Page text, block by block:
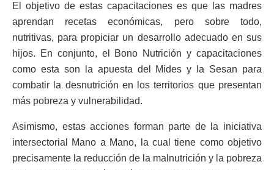
El objetivo de estas capacitaciones es que las madres
aprendan recetas económicas, pero sobre todo,
nutritivas, para propiciar un desarrollo adecuado en sus
hijos. En conjunto, el Bono Nutrición y capacitaciones
como esta son la apuesta del Mides y la Sesan para
combatir la desnutrición en los territorios que presentan
más pobreza y vulnerabilidad.
Asimismo, estas acciones forman parte de la iniciativa
intersectorial Mano a Mano, la cual tiene como objetivo
precisamente la reducción de la malnutrición y la pobreza